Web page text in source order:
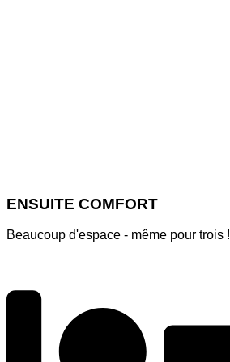
ENSUITE COMFORT
Beaucoup d'espace - même pour trois !